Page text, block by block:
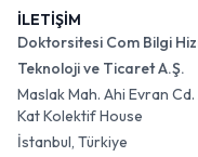
İLETİŞİM
Doktorsitesi Com Bilgi
Teknoloji ve Ticaret A.Ş.
Maslak Mah. Ahi Evran
Kat Kolektif House
İstanbul, Türkiye